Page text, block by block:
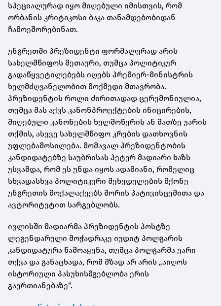
სპეციალურად იყო მიღებული იმისთვის, რომ
ორბანის კრიტიკოსი ბაკა თანამდებობიდან
ჩამოეშორებინათ.
უნგრეთში პრეზიდენტი ფორმალურად არის
სახელმწიფოს მეთაური, თუმცა პოლიტიკურ
გადაწყვეტილებებს იღებს პრემიერ-მინისტრის
ხელმძღვანელობით მოქმედი მთავრობა.
პრეზიდენტის როლი ძირითადად ცერემონიულია,
თუმცა მას აქვს კანონპროექტების ინიცირების,
მიღებული კანონების ხელმოწერის ან მათზე უარის
თქმის, ასევე სახელმწიფო კრების დათხოვნის
უფლებამოსილება. მომავალ პრეზიდენტობის
კანდიდატებზე საუბრისას პეტერ მადიარი ხაზს
უსვამდა, რომ ეს უნდა იყოს ადამიანი, რომელიც
სხვადასხვა პოლიტიკური შეხედულების მქონე
უნგრეთის მოქალაქეებს შორის პატივისცემითა და
ავტორიტეტით სარგებლობს.
ივლისში მადიარმა პრეზიდენტის პოსტზე
ლეგენდარული მოჭადრაკე იუდიტ პოლგარის
კანდიდატურა წამოაყენა, თუმცა პოლგარმა უარი
თქვა და განაცხადა, რომ მზად არ არის „აიღოს
ისტორიული პასუხისმგებლობა ერის
გაერთიანებაზე“.